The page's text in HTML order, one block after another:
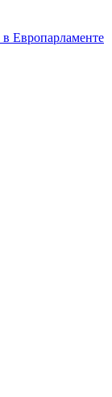
Европарламенте